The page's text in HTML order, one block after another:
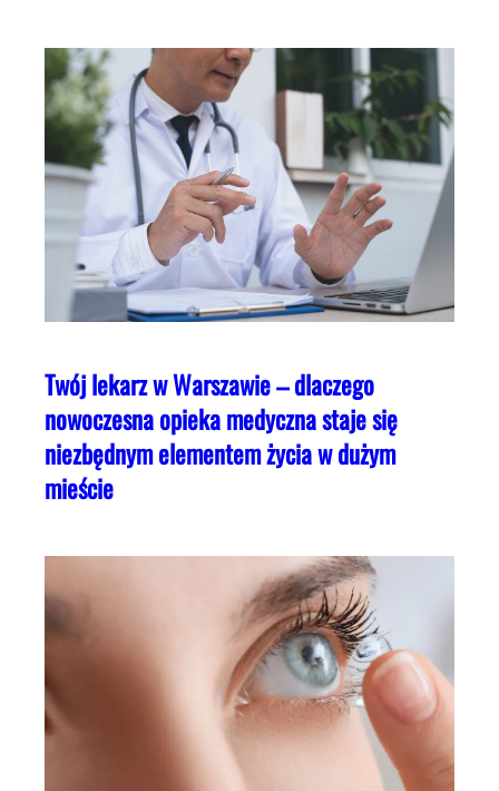
Twój lekarz w Warszawie – dlaczego
nowoczesna opieka medyczna staje się
niezbędnym elementem życia w dużym
mieście